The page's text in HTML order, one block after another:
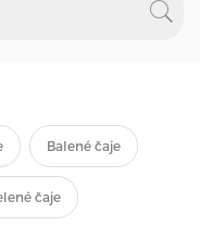
Balené čaje
čaje